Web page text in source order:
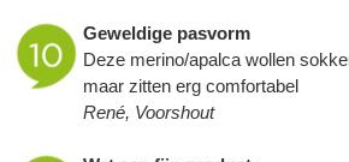
Geweldige pasvorm
Deze merino/apalca wollen
maar zitten erg comfortabel
René, Voorshout